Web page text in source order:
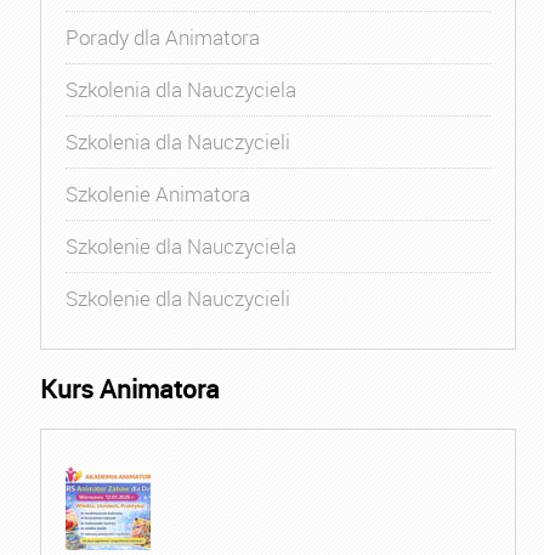
Porady dla Animatora
Szkolenia dla Nauczyciela
Szkolenia dla Nauczycieli
Szkolenie Animatora
Szkolenie dla Nauczyciela
Szkolenie dla Nauczycieli
Kurs Animatora